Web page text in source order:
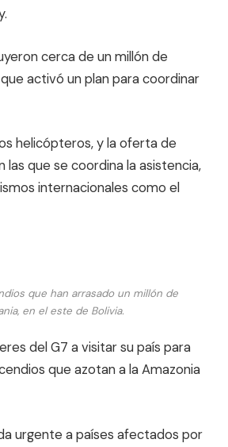
cerca de un millón de
activó un plan para coordinar
helicópteros, y la oferta de
las que se coordina la asistencia,
internacionales como el
que han arrasado un millón de
en el este de Bolivia.
del G7 a visitar su país para
que azotan a la Amazonia
urgente a países afectados por